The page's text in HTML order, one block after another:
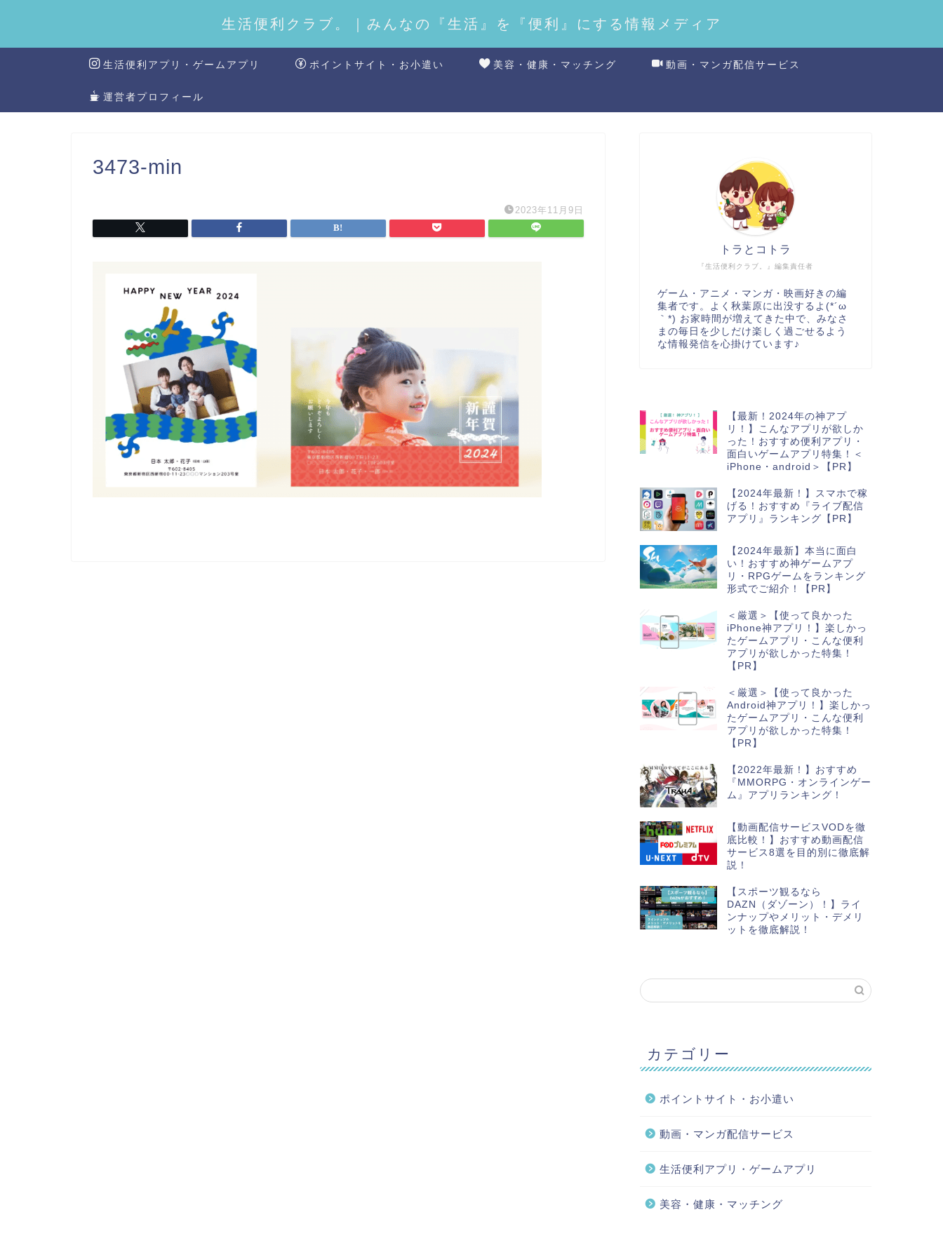
生活便利クラブ。｜みんなの『生活』を『便利』にする情報メディア
生活便利アプリ・ゲームアプリ ポイントサイト・お小遣い 美容・健康・マッチング 動画・マンガ配信サービス
運営者プロフィール
3473-min
2023年11月9日
『生活便利クラブ。』編集責任者
トラとコトラ
ゲーム・アニメ・マンガ・映画好きの編
集者です。よく秋葉原に出没するよ(*´ω
｀*) お家時間が増えてきた中で、みなさ
まの毎日を少しだけ楽しく過ごせるよう
な情報発信を心掛けています♪
【最新！2024年の神アプ
リ！】こんなアプリが欲しか
った！おすすめ便利アプリ・
面白いゲームアプリ特集！＜
iPhone・android＞【PR】
【2024年最新！】スマホで稼
げる！おすすめ『ライブ配信
アプリ』ランキング【PR】
【2024年最新】本当に面白
い！おすすめ神ゲームアプ
リ・RPGゲームをランキング
形式でご紹介！【PR】
＜厳選＞【使って良かった
iPhone神アプリ！】楽しかっ
たゲームアプリ・こんな便利
アプリが欲しかった特集！
【PR】
＜厳選＞【使って良かった
Android神アプリ！】楽しかっ
たゲームアプリ・こんな便利
アプリが欲しかった特集！
【PR】
【2022年最新！】おすすめ
『MMORPG・オンラインゲー
ム』アプリランキング！
【動画配信サービスVODを徹
底比較！】おすすめ動画配信
サービス8選を目的別に徹底解
説！
【スポーツ観るなら
DAZN（ダゾーン）！】ライ
ンナップやメリット・デメリ
ットを徹底解説！
カテゴリー
ポイントサイト・お小遣い
動画・マンガ配信サービス
生活便利アプリ・ゲームアプリ
美容・健康・マッチング